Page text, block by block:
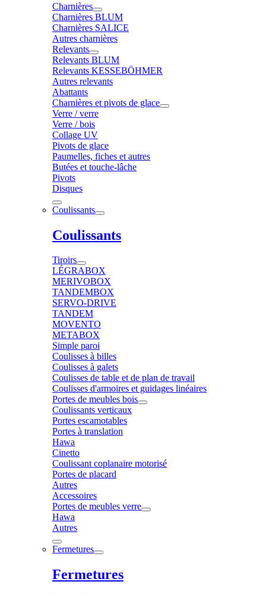
Charnières
Charnières BLUM
Charnières SALICE
Autres charnières
Relevants
Relevants BLUM
Relevants KESSEBÖHMER
Autres relevants
Abattants
Charnières et pivots de glace
Verre / verre
Verre / bois
Collage UV
Pivots de glace
Paumelles, fiches et autres
Butées et touche-lâche
Pivots
Disques
Coulissants
Coulissants
Tiroirs
LÉGRABOX
MERIVOBOX
TANDEMBOX
SERVO-DRIVE
TANDEM
MOVENTO
METABOX
Simple paroi
Coulisses à billes
Coulisses à galets
Coulisses de table et de plan de travail
Coulisses d'armoires et guidages linéaires
Portes de meubles bois
Coulissants verticaux
Portes escamotables
Portes à translation
Hawa
Cinetto
Coulissant coplanaire motorisé
Portes de placard
Autres
Accessoires
Portes de meubles verre
Hawa
Autres
Fermetures
Fermetures